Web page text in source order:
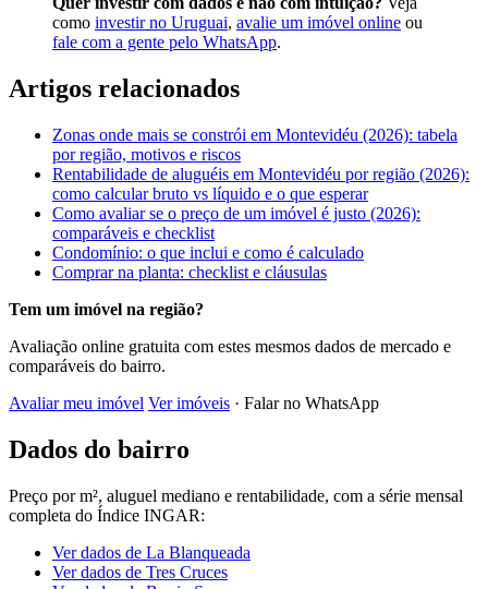
como investir no Uruguai, avalie um imóvel online ou
fale com a gente pelo WhatsApp.
Artigos relacionados
Zonas onde mais se constrói em Montevidéu (2026): tabela
por região, motivos e riscos
Rentabilidade de aluguéis em Montevidéu por região (2026):
como calcular bruto vs líquido e o que esperar
Como avaliar se o preço de um imóvel é justo (2026):
comparáveis e checklist
Condomínio: o que inclui e como é calculado
Comprar na planta: checklist e cláusulas
Tem um imóvel na região?
Avaliação online gratuita com estes mesmos dados de mercado e
comparáveis do bairro.
Avaliar meu imóvel Ver imóveis · Falar no WhatsApp
Dados do bairro
Preço por m², aluguel mediano e rentabilidade, com a série mensal
completa do Índice INGAR:
Ver dados de La Blanqueada
Ver dados de Tres Cruces